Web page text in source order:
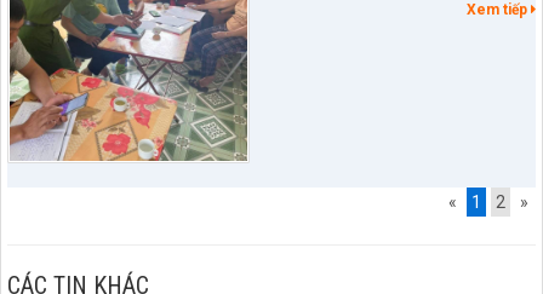
Xem tiếp
« 1 2 »
CÁC TIN KHÁC